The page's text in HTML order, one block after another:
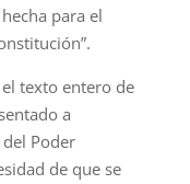
para el
texto entero de
a
Poder
de que se